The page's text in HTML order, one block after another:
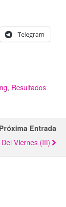
Telegram
, Resultados
Próxima Entrada
Viernes (III)